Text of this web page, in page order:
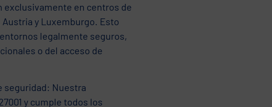
exclusivamente en centros de
y Luxemburgo. Esto
legalmente seguros,
o del acceso de
seguridad: Nuestra
y cumple todos los